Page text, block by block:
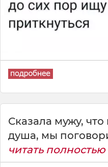
Сказала мужу,
душа, мы
читать полностью